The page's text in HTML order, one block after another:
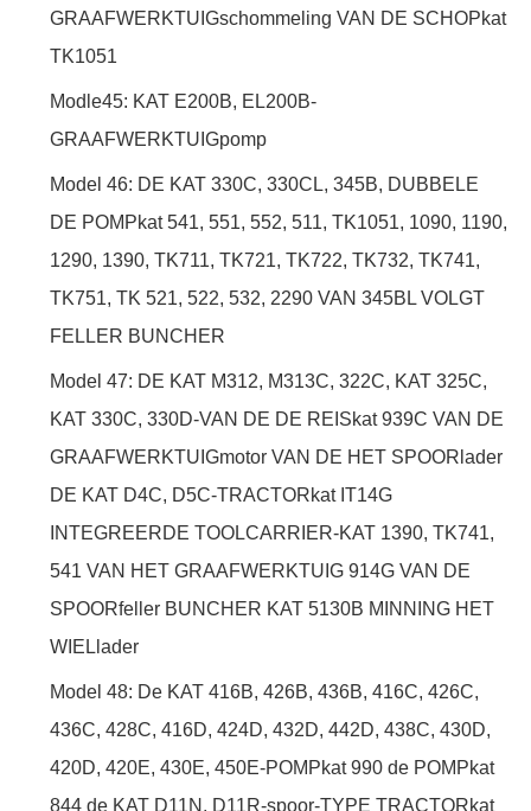
GRAAFWERKTUIGschommeling VAN DE SCHOPkat
TK1051
Modle45: KAT E200B, EL200B-
GRAAFWERKTUIGpomp
Model 46: DE KAT 330C, 330CL, 345B, DUBBELE
DE POMPkat 541, 551, 552, 511, TK1051, 1090, 1190,
1290, 1390, TK711, TK721, TK722, TK732, TK741,
TK751, TK 521, 522, 532, 2290 VAN 345BL VOLGT
FELLER BUNCHER
Model 47: DE KAT M312, M313C, 322C, KAT 325C,
KAT 330C, 330D-VAN DE DE REISkat 939C VAN DE
GRAAFWERKTUIGmotor VAN DE HET SPOORlader
DE KAT D4C, D5C-TRACTORkat IT14G
INTEGREERDE TOOLCARRIER-KAT 1390, TK741,
541 VAN HET GRAAFWERKTUIG 914G VAN DE
SPOORfeller BUNCHER KAT 5130B MINNING HET
WIELlader
Model 48: De KAT 416B, 426B, 436B, 416C, 426C,
436C, 428C, 416D, 424D, 432D, 442D, 438C, 430D,
420D, 420E, 430E, 450E-POMPkat 990 de POMPkat
844 de KAT D11N, D11R-spoor-TYPE TRACTORkat